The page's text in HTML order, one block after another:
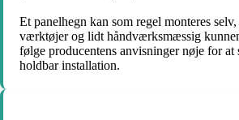
Et panelhegn kan som regel monteres
værktøjer og lidt håndværksmæssig
følge producentens anvisninger nøje for
holdbar installation.